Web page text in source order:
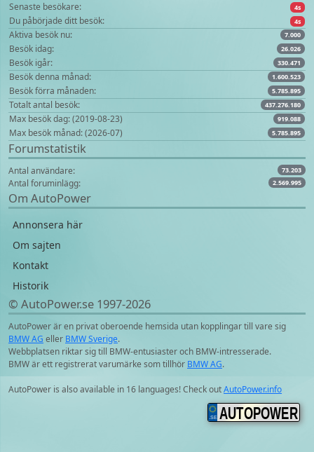
Senaste besökare: 4s
Du påbörjade ditt besök: 4s
Aktiva besök nu: 7.000
Besök idag: 26.026
Besök igår: 330.471
Besök denna månad: 1.600.523
Besök förra månaden: 5.785.895
Totalt antal besök: 437.276.180
Max besök dag: (2019-08-23) 919.088
Max besök månad: (2026-07) 5.785.895
Forumstatistik
Antal användare: 73.203
Antal foruminlägg: 2.569.995
Om AutoPower
Annonsera här
Om sajten
Kontakt
Historik
© AutoPower.se 1997‑2026
AutoPower är en privat oberoende hemsida utan kopplingar till vare sig
BMW AG eller BMW Sverige.
Webbplatsen riktar sig till BMW-entusiaster och BMW-intresserade.
BMW är ett registrerat varumärke som tillhör BMW AG.
AutoPower is also available in 16 languages! Check outAutoPower.info
AUTOPOWER